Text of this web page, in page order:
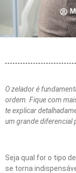
O zelador é
ordem. Fique com
te explicar
um grande diferencial
Seja qual for o tipo
se torna